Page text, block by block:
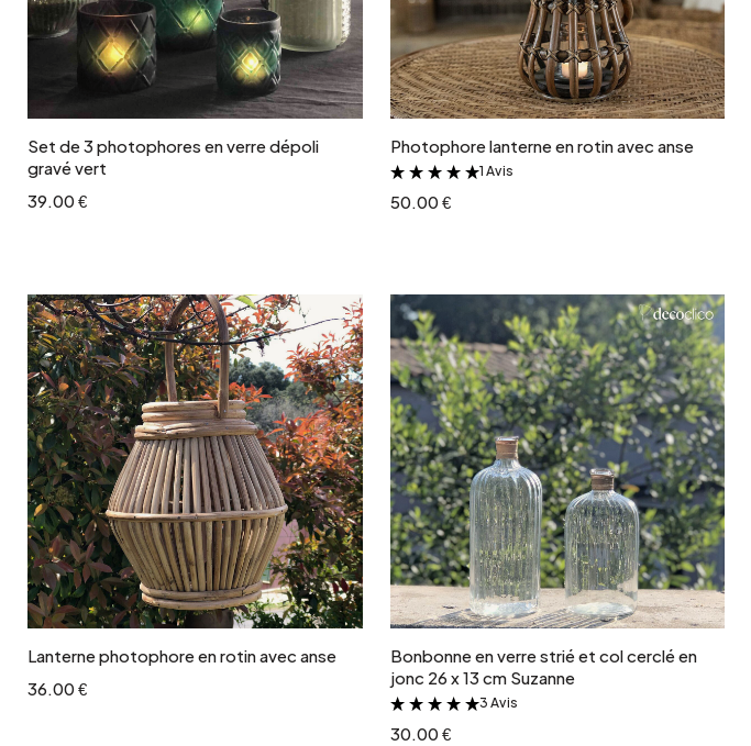
Ajouter au panier
Set de 3 photophores en verre dépoli
gravé vert
39.00 €
Ajouter au panier
Photophore lanterne en rotin avec anse
&
1 Avis
50.00 €
Ajouter au panier
Lanterne photophore en rotin avec anse
36.00 €
Ajouter au panier
Bonbonne en verre strié et col cerclé en
jonc 26 x 13 cm Suzanne
&
3 Avis
30.00 €